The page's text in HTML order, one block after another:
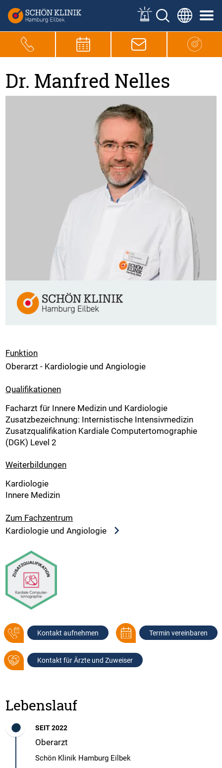
Dr. Manfred Nelles
Funktion
Oberarzt - Kardiologie und Angiologie
Qualifikationen
Facharzt für Innere Medizin und Kardiologie
Zusatzbezeichnung: Internistische Intensivmedizin
Zusatzqualifikation Kardiale Computertomographie
(DGK) Level 2
Weiterbildungen
Kardiologie
Innere Medizin
Zum Fachzentrum
Kardiologie und Angiologie
Kontakt aufnehmen Termin vereinbaren
Kontakt für Ärzte und Zuweiser
Lebenslauf
SEIT 2022
Oberarzt
Schön Klinik Hamburg Eilbek